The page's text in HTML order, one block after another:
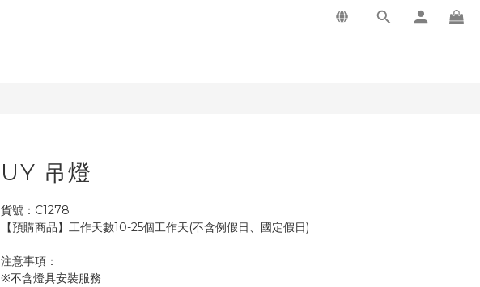
UY 吊燈
貨號：C1278
【預購商品】工作天數10-25個工作天(不含例假日、國定假日)
注意事項：
※不含燈具安裝服務